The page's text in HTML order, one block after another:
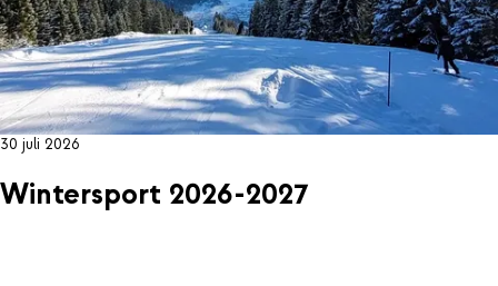
30 juli 2026
Wintersport 2026-2027